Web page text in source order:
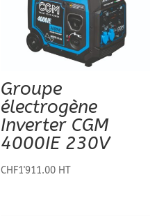
Groupe
électrogène
Inverter CGM
4000IE 230V
CHF1'911.00 HT